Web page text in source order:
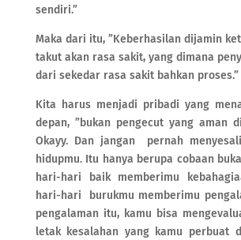
sendiri.”
Maka dari itu, ”Keberhasilan dijamin
takut akan rasa sakit, yang dimana
dari sekedar rasa sakit bahkan proses.”
Kita harus menjadi pribadi yang
depan, ”bukan pengecut yang aman
Okayy. Dan jangan pernah
hidupmu. Itu hanya berupa cobaan
hari-hari baik memberimu
hari-hari burukmu memberimu
pengalaman itu, kamu bisa
letak kesalahan yang kamu perbuat